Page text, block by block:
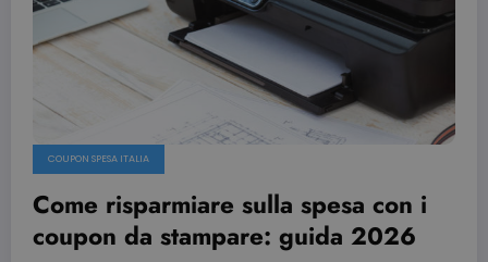
COUPON SPESA ITALIA
Come risparmiare sulla spesa con i
coupon da stampare: guida 2026